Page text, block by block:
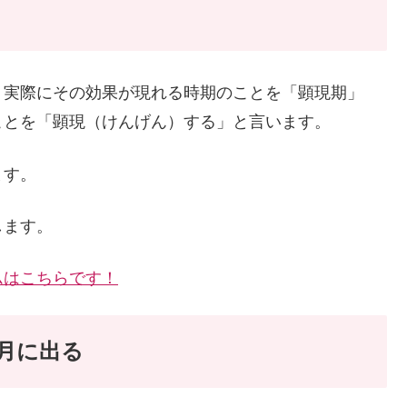
際にその効果が現れる時期のことを「顕現期」
を「顕現（けんげん）する」と言います。
。
す。
こちらです！
に出る